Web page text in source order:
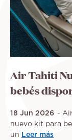
Air Tahiti
bebés
18 Jun 2026
nuevo kit para
un
Leer más